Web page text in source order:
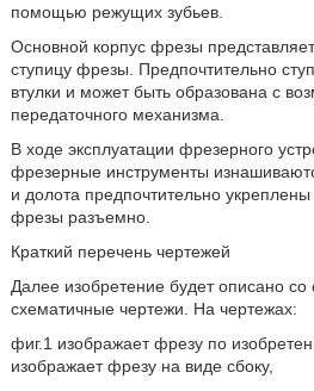
помощью режущих зубьев.
Основной корпус фрезы представляет
ступицу фрезы. Предпочтительно
втулки и может быть образована с
передаточного механизма.
В ходе эксплуатации фрезерного
фрезерные инструменты
и долота предпочтительно
фрезы разъемно.
Краткий перечень чертежей
Далее изобретение будет описано
схематичные чертежи. На чертежах:
фиг.1 изображает фрезу по
изображает фрезу на виде сбоку,